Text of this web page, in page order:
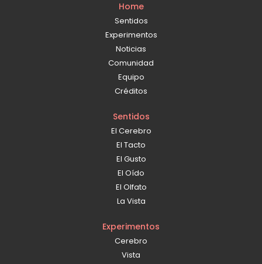
Home
Sentidos
Experimentos
Noticias
Comunidad
Equipo
Créditos
Sentidos
El Cerebro
El Tacto
El Gusto
El Oído
El Olfato
La Vista
Experimentos
Cerebro
Vista